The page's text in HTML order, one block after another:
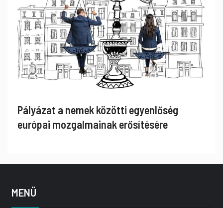
Pályázat a nemek közötti egyenlőség
európai mozgalmainak erősítésére
MENÜ